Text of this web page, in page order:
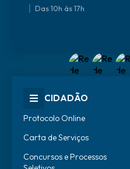
Das 10h às 17h
CIDADÃO
Protocolo Online
Carta de Serviços
Concursos e Processos